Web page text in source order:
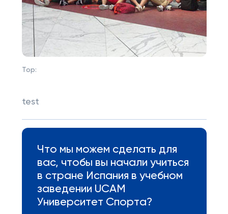
Top:
test
Что мы можем сделать для
вас, чтобы вы начали учиться
в стране Испания в учебном
заведении UCAM
Университет Спорта?